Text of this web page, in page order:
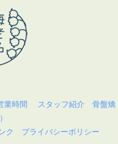
業時間 スタッフ紹介
骨盤矯
ク プライバシーポリシー